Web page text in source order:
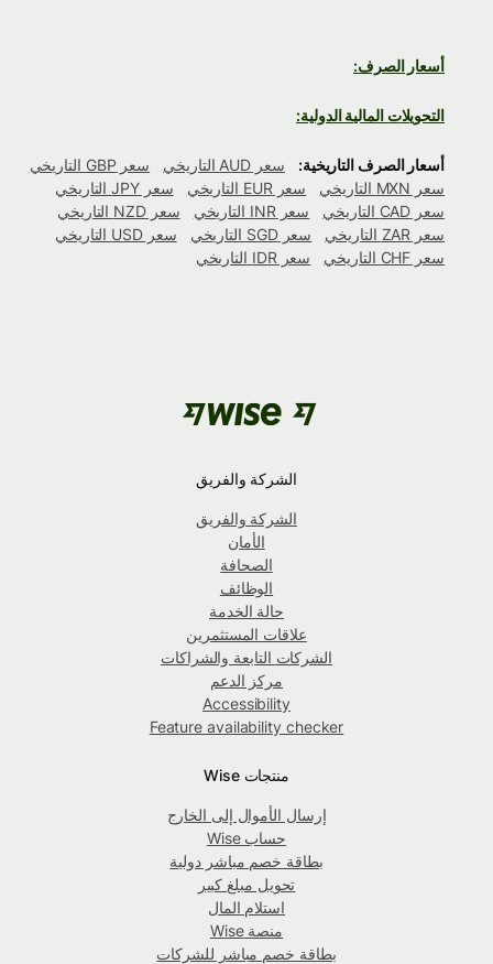
أسعار الصرف:
التحويلات المالية الدولية:
أسعار الصرف التاريخية: سعر AUD التاريخي
سعر GBP التاريخي
سعر MXN التاريخي
سعر EUR التاريخي
سعر JPY التاريخي
سعر CAD التاريخي
سعر INR التاريخي
سعر NZD التاريخي
سعر ZAR التاريخي
سعر SGD التاريخي
سعر USD التاريخي
سعر CHF التاريخي
سعر IDR التاريخي
الشركة والفريق
الشركة والفريق
الأمان
الصحافة
الوظائف
حالة الخدمة
علاقات المستثمرين
الشركات التابعة والشراكات
مركز الدعم
Accessibility
Feature availability checker
منتجات Wise
إرسال الأموال إلى الخارج
حساب Wise
بطاقة خصم مباشر دولية
تحويل مبلغ كبير
استلام المال
منصة Wise
بطاقة خصم مباشر للشركات